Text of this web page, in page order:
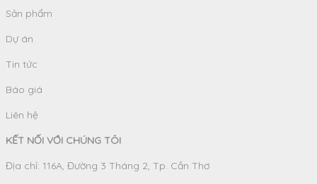
Sản phẩm
Dự án
Tin tức
Báo giá
Liên hệ
KẾT NỐI VỚI CHÚNG TÔI
Địa chỉ: 116A, Đường 3 Tháng 2, Tp. Cần Thơ